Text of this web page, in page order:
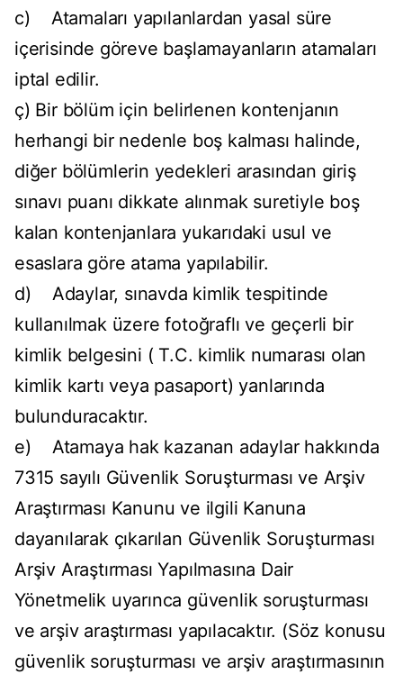
c) Atamaları yapılanlardan yasal süre
içerisinde göreve başlamayanların atamaları
iptal edilir.
ç) Bir bölüm için belirlenen kontenjanın
herhangi bir nedenle boş kalması halinde,
diğer bölümlerin yedekleri arasından giriş
sınavı puanı dikkate alınmak suretiyle boş
kalan kontenjanlara yukarıdaki usul ve
esaslara göre atama yapılabilir.
d) Adaylar, sınavda kimlik tespitinde
kullanılmak üzere fotoğraflı ve geçerli bir
kimlik belgesini ( T.C. kimlik numarası olan
kimlik kartı veya pasaport) yanlarında
bulunduracaktır.
e) Atamaya hak kazanan adaylar hakkında
7315 sayılı Güvenlik Soruşturması ve Arşiv
Araştırması Kanunu ve ilgili Kanuna
dayanılarak çıkarılan Güvenlik Soruşturması
Arşiv Araştırması Yapılmasına Dair
Yönetmelik uyarınca güvenlik soruşturması
ve arşiv araştırması yapılacaktır. (Söz konusu
güvenlik soruşturması ve arşiv araştırmasının